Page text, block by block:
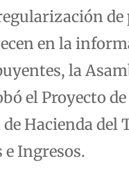
de
en la
la
el Proyecto de
Hacienda del
Ingresos.